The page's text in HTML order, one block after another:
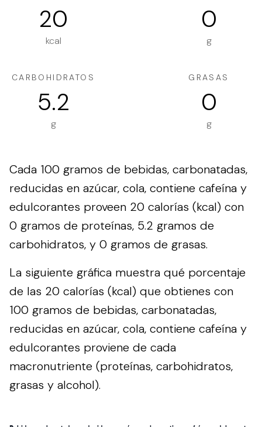
20
kcal
0
g
CARBOHIDRATOS
5.2
g
GRASAS
0
g
Cada 100 gramos de bebidas, carbonatadas,
reducidas en azúcar, cola, contiene cafeína y
edulcorantes proveen 20 calorías (kcal) con
0 gramos de proteínas, 5.2 gramos de
carbohidratos, y 0 gramos de grasas.
La siguiente gráfica muestra qué porcentaje
de las 20 calorías (kcal) que obtienes con
100 gramos de bebidas, carbonatadas,
reducidas en azúcar, cola, contiene cafeína y
edulcorantes proviene de cada
macronutriente (proteínas, carbohidratos,
grasas y alcohol).